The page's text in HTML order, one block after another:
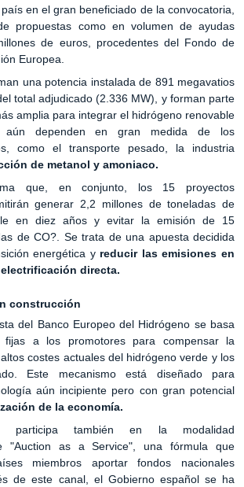
en el gran beneficiado de la convocatoria,
propuestas como en volumen de ayudas
de euros, procedentes del Fondo de
Europea.
una potencia instalada de 891 megavatios
total adjudicado (2.336 MW), y forman parte
amplia para integrar el hidrógeno renovable
aún dependen en gran medida de los
como el transporte pesado, la industria
de metanol y amoniaco.
que, en conjunto, los 15 proyectos
generar 2,2 millones de toneladas de
en diez años y evitar la emisión de 15
de CO?. Se trata de una apuesta decidida
energética y reducir las emisiones en
directa.
construcción
del Banco Europeo del Hidrógeno se basa
fijas a los promotores para compensar la
costes actuales del hidrógeno verde y los
Este mecanismo está diseñado para
aún incipiente pero con gran potencial
de la economía.
participa también en la modalidad
"Auction as a Service", una fórmula que
miembros aportar fondos nacionales
de este canal, el Gobierno español se ha